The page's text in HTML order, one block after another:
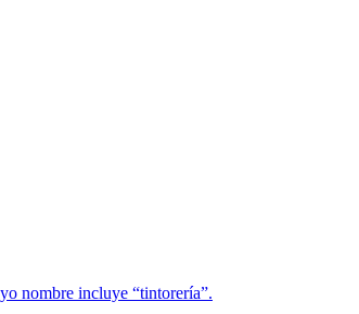
nombre incluye “tintorería”.